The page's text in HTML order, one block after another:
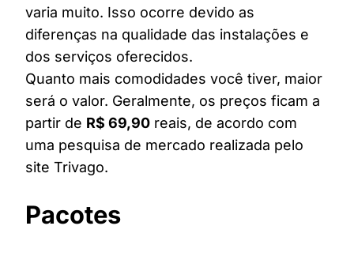
varia muito. Isso ocorre devido as
diferenças na qualidade das instalações e
dos serviços oferecidos.
Quanto mais comodidades você tiver, maior
será o valor. Geralmente, os preços ficam a
partir de R$ 69,90 reais, de acordo com
uma pesquisa de mercado realizada pelo
site Trivago.
Pacotes